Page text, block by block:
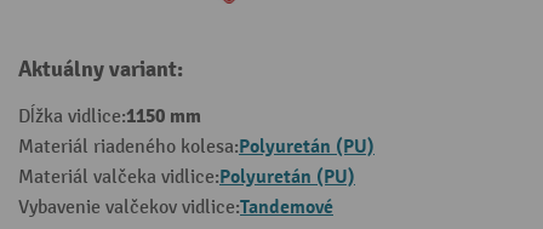
Aktuálny variant:
Dĺžka vidlice:1150 mm
Materiál riadeného kolesa:Polyuretán (PU)
Materiál valčeka vidlice:Polyuretán (PU)
Vybavenie valčekov vidlice:Tandemové